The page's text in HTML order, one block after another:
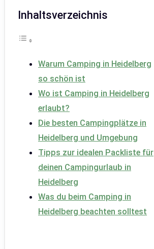
Inhaltsverzeichnis
Warum Camping in Heidelberg
so schön ist
Wo ist Camping in Heidelberg
erlaubt?
Die besten Campingplätze in
Heidelberg und Umgebung
Tipps zur idealen Packliste für
deinen Campingurlaub in
Heidelberg
Was du beim Camping in
Heidelberg beachten solltest